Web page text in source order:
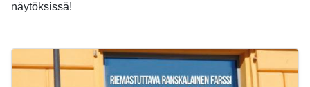
näytöksissä!